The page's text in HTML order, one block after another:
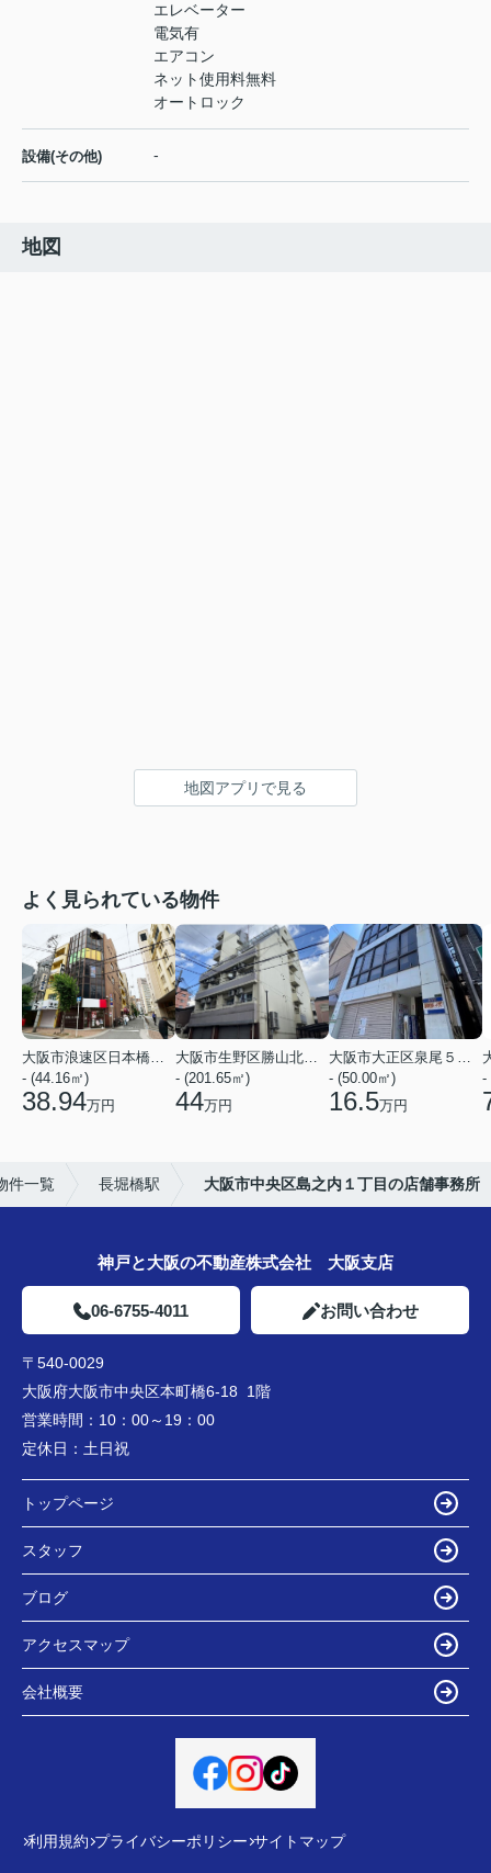
エレベーター
電気有
エアコン
ネット使用料無料
オートロック
設備(その他) -
地図
地図アプリで見る
よく見られている物件
大阪市浪速区日本橋３丁目
- (44.16㎡)
38.94万円
大阪市生野区勝山北１丁目
- (201.65㎡)
44万円
大阪市大正区泉尾５丁目
- (50.00㎡)
16.5万円
-
件一覧 長堀橋駅 大阪市中央区島之内１丁目の店舗事務所
神戸と大阪の不動産株式会社 大阪支店
06-6755-4011 お問い合わせ
〒540-0029
大阪府大阪市中央区本町橋6-18 1階
営業時間： 10：00～19：00
定休日： 土日祝
トップページ
スタッフ
ブログ
アクセスマップ
会社概要
利用規約 プライバシーポリシー サイトマップ